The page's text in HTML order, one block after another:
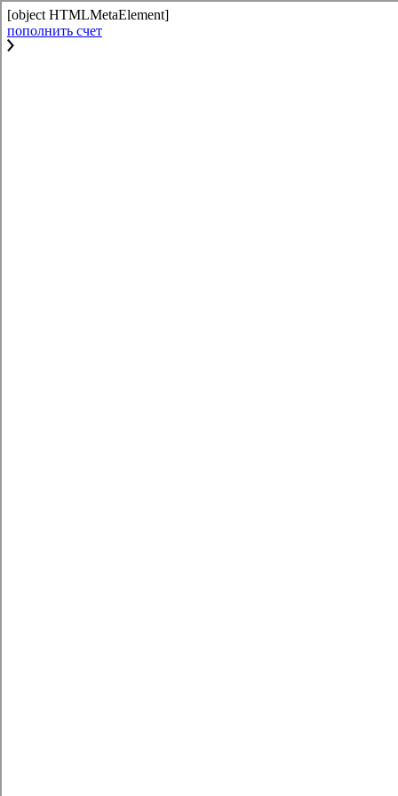
[object HTMLMetaElement]
пополнить счет